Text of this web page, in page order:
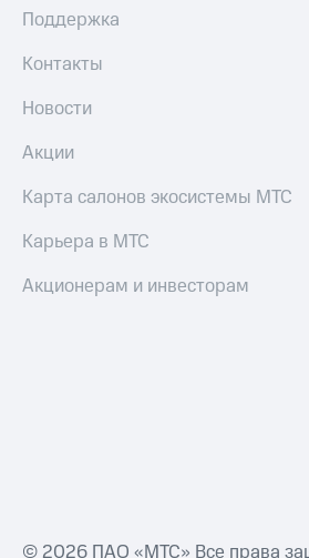
Поддержка
Контакты
Новости
Акции
Карта салонов экосистемы МТС
Карьера в МТС
Акционерам и инвесторам
© 2026 ПАО «МТС» Все права